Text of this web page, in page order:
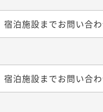
済】【連泊割引】3連
なし）
IN 15:00 - 26:00 OUT11:00
ポイント即利用で最
済】翌日はゆっくり･･
食付き）
IN 15:00 - 24:00 OUT13:00
ポイント即利用で最
泊施設までお問い合わ
泊施設までお問い合わ